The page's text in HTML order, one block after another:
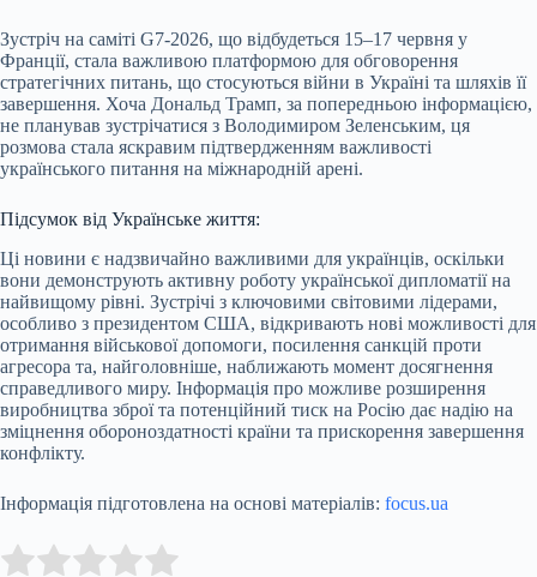
Зустріч на саміті G7-2026, що відбудеться 15–17 червня у
Франції, стала важливою платформою для обговорення
стратегічних питань, що стосуються війни в Україні та шляхів її
завершення. Хоча Дональд Трамп, за попередньою інформацією,
не планував зустрічатися з Володимиром Зеленським, ця
розмова стала яскравим підтвердженням важливості
українського питання на міжнародній арені.
Підсумок від Українське життя:
Ці новини є надзвичайно важливими для українців, оскільки
вони демонструють активну роботу української дипломатії на
найвищому рівні. Зустрічі з ключовими світовими лідерами,
особливо з президентом США, відкривають нові можливості для
отримання військової допомоги, посилення санкцій проти
агресора та, найголовніше, наближають момент досягнення
справедливого миру. Інформація про можливе розширення
виробництва зброї та потенційний тиск на Росію дає надію на
зміцнення обороноздатності країни та прискорення завершення
конфлікту.
Інформація підготовлена на основі матеріалів: focus.ua
Rate this item: